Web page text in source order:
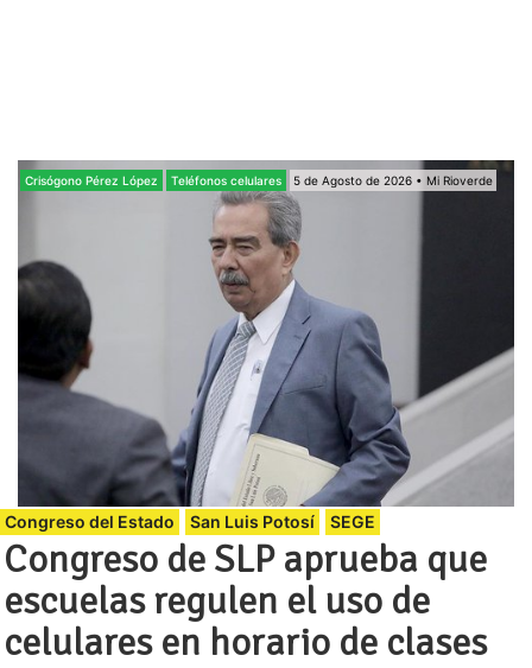
Crisógono Pérez López Teléfonos celulares 5 de Agosto de 2026 • Mi Rioverde
Congreso del Estado San Luis Potosí SEGE
Congreso de SLP aprueba que
escuelas regulen el uso de
celulares en horario de clases